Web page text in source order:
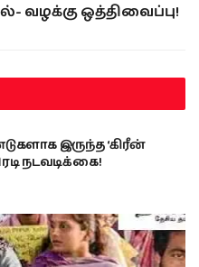
வழக்கு ஒத்திவைப்பு!
இருந்த ‘கிரீன்
நடவடிக்கை!